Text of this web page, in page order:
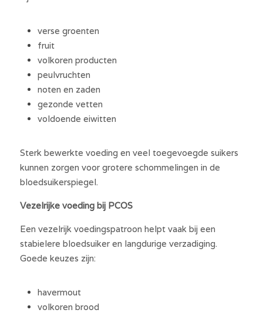
verse groenten
fruit
volkoren producten
peulvruchten
noten en zaden
gezonde vetten
voldoende eiwitten
Sterk bewerkte voeding en veel toegevoegde suikers
kunnen zorgen voor grotere schommelingen in de
bloedsuikerspiegel.
Vezelrijke voeding bij PCOS
Een vezelrijk voedingspatroon helpt vaak bij een
stabielere bloedsuiker en langdurige verzadiging.
Goede keuzes zijn:
havermout
volkoren brood